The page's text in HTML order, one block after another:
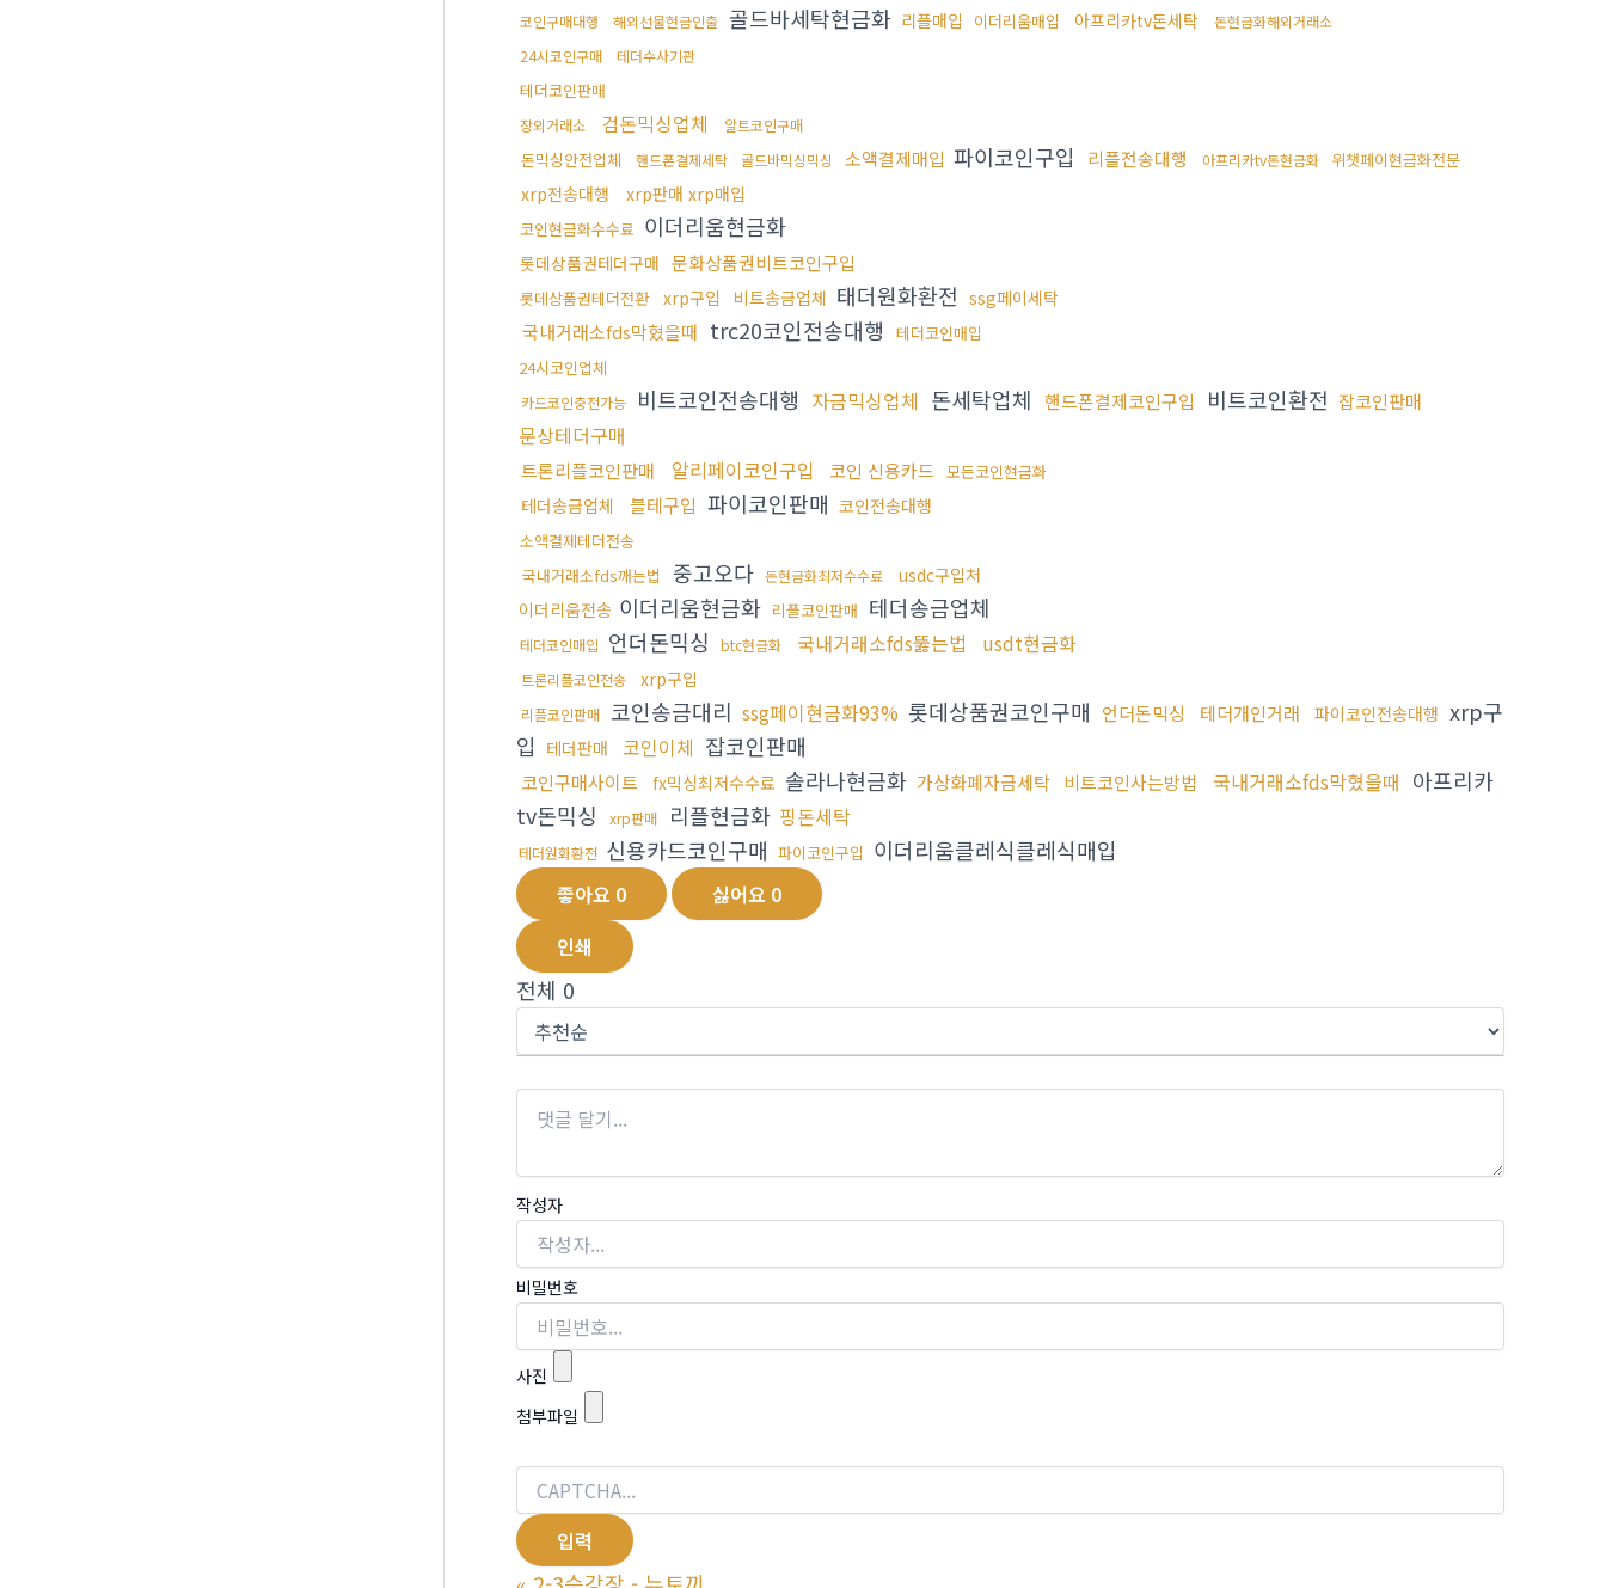
코인구매대행 해외선물현금인출 골드바세탁현금화 리플매입 이더리움매입 아프리카tv돈세탁
돈현금화해외거래소
24시코인구매
테더수사기관
테더코인판매
장외거래소 검돈믹싱업체 알트코인구매
돈믹싱안전업체 핸드폰결제세탁 골드바믹싱믹싱 소액결제매입 파이코인구입 리플전송대행 아프리카tv돈현금화 위챗페이현금화전문
xrp전송대행 xrp판매 xrp매입
코인현금화수수료 이더리움현금화
롯데상품권테더구매 문화상품권비트코인구입
롯데상품권테더전환 xrp구입 비트송금업체 태더원화환전 ssg페이세탁
국내거래소fds막혔을때 trc20코인전송대행
테더코인매입
24시코인업체
카드코인충전가능 비트코인전송대행 자금믹싱업체 돈세탁업체 핸드폰결제코인구입 비트코인환전 잡코인판매
문상테더구매
트론리플코인판매 알리페이코인구입 코인 신용카드 모든코인현금화
테더송금업체 블테구입 파이코인판매 코인전송대행
소액결제테더전송
국내거래소fds깨는법
중고오다 돈현금화최저수수료
usdc구입처
이더리움전송 이더리움현금화 리플코인판매 테더송금업체
테더코인매입 언더돈믹싱 btc현금화 국내거래소fds뚫는법 usdt현금화
트론리플코인전송 xrp구입
리플코인판매 코인송금대리 ssg페이현금화93% 롯데상품권코인구매 언더돈믹싱 테더개인거래 파이코인전송대행 xrp구
입 테더판매 코인이체 잡코인판매
코인구매사이트 fx믹싱최저수수료 솔라나현금화 가상화폐자금세탁 비트코인사는방법 국내거래소fds막혔을때 아프리카
tv돈믹싱
xrp판매 리플현금화 핑돈세탁
테더원화환전 신용카드코인구매 파이코인구입 이더리움클레식클레식매입
좋아요 0 싫어요 0
인쇄
전체 0
작성자
비밀번호
사진
첨부파일